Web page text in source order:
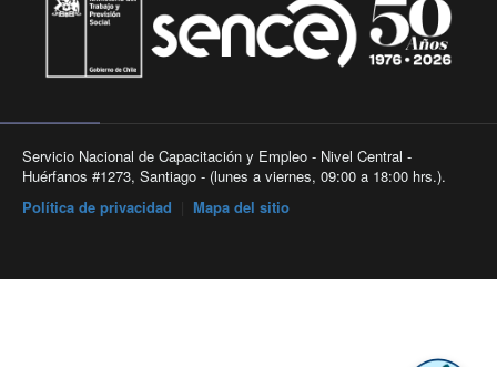
Servicio Nacional de Capacitación y Empleo - Nivel Central -
Huérfanos #1273, Santiago - (lunes a viernes, 09:00 a 18:00 hrs.).
Política de privacidad
Mapa del sitio